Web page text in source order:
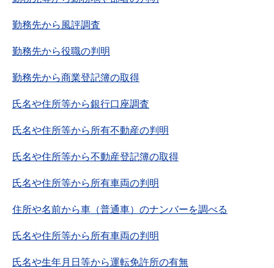
勤務先から風評調査
勤務先から役職の判明
勤務先から商業登記簿の取得
氏名や住所等から銀行口座調査
氏名や住所等から所有不動産の判明
氏名や住所等から不動産登記簿の取得
氏名や住所等から所有車両の判明
住所や名前から車（普通車）のナンバーを調べる
氏名や住所等から所有車両の判明
氏名や生年月日等から運転免許所の有無